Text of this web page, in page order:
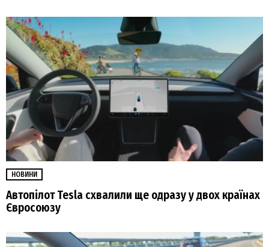
НОВИНИ
Автопілот Tesla схвалили ще одразу у двох країнах
Євросоюзу